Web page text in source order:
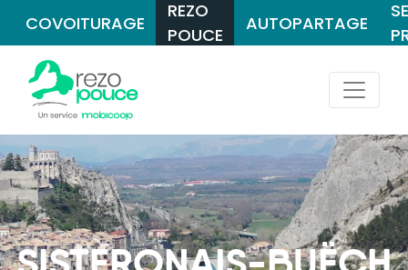
COVOITURAGE
REZO
POUCE
AUTOPARTAGE